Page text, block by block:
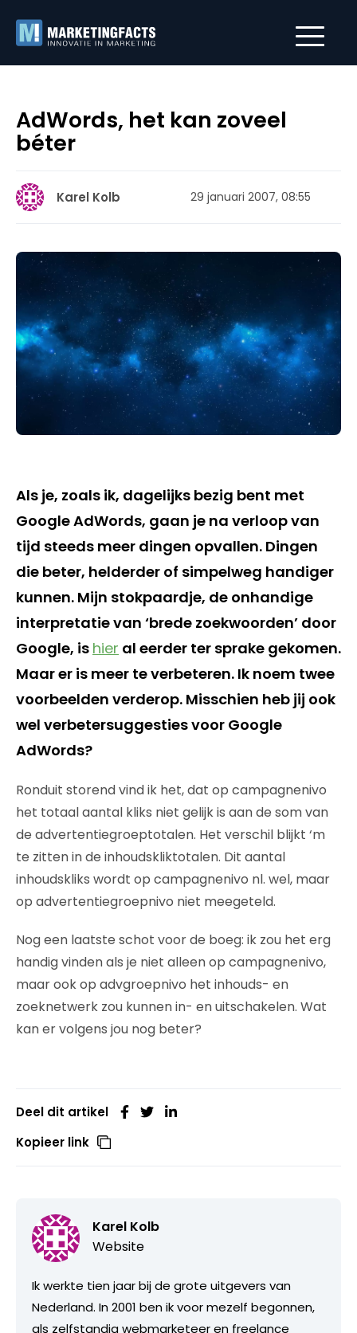
AdWords, het kan zoveel
béter
Karel Kolb 29 januari 2007, 08:55
Als je, zoals ik, dagelijks bezig bent met
Google AdWords, gaan je na verloop van
tijd steeds meer dingen opvallen. Dingen
die beter, helderder of simpelweg handiger
kunnen. Mijn stokpaardje, de onhandige
interpretatie van ‘brede zoekwoorden’ door
Google, is hier al eerder ter sprake gekomen.
Maar er is meer te verbeteren. Ik noem twee
voorbeelden verderop. Misschien heb jij ook
wel verbetersuggesties voor Google
AdWords?
Ronduit storend vind ik het, dat op campagnenivo
het totaal aantal kliks niet gelijk is aan de som van
de advertentiegroeptotalen. Het verschil blijkt ‘m
te zitten in de inhoudskliktotalen. Dit aantal
inhoudskliks wordt op campagnenivo nl. wel, maar
op advertentiegroepnivo niet meegeteld.
Nog een laatste schot voor de boeg: ik zou het erg
handig vinden als je niet alleen op campagnenivo,
maar ook op advgroepnivo het inhouds- en
zoeknetwerk zou kunnen in- en uitschakelen. Wat
kan er volgens jou nog beter?
Deel dit artikel
Kopieer link
Karel Kolb
Website
Ik werkte tien jaar bij de grote uitgevers van
Nederland. In 2001 ben ik voor mezelf begonnen,
als zelfstandig webmarketeer en freelance